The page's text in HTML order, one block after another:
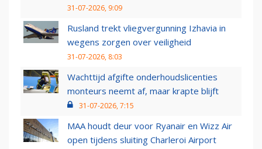
31-07-2026, 9:09
Rusland trekt vliegvergunning Izhavia in
wegens zorgen over veiligheid
31-07-2026, 8:03
Wachttijd afgifte onderhoudslicenties
monteurs neemt af, maar krapte blijft
31-07-2026, 7:15
MAA houdt deur voor Ryanair en Wizz Air
open tijdens sluiting Charleroi Airport